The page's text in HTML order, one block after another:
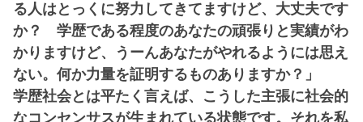
る人はとっくに努力してきてますけど、大丈夫です
か？ 学歴である程度のあなたの頑張りと実績がわ
かりますけど、うーんあなたがやれるようには思え
ない。何か力量を証明するものありますか？」
学歴社会とは平たく言えば、こうした主張に社会的
なコンセンサスが生まれている状態です。それを私